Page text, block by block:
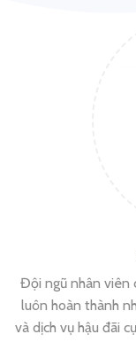
Đội ngũ nhân viên
luôn hoàn thành
và dịch vụ hậu đãi